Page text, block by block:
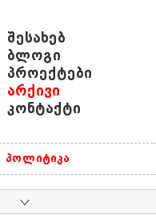
შესახებ
ბლოგი
პროექტები
არქივი
კონტაქტი
პოლიტიკა